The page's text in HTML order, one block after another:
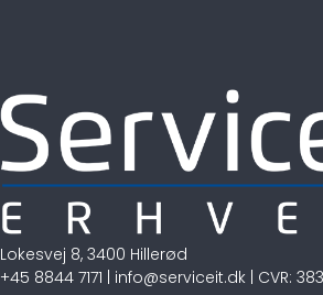
Lokesvej 8, 3400 Hillerød
+45 8844 7171
info@serviceit.dk | CVR: